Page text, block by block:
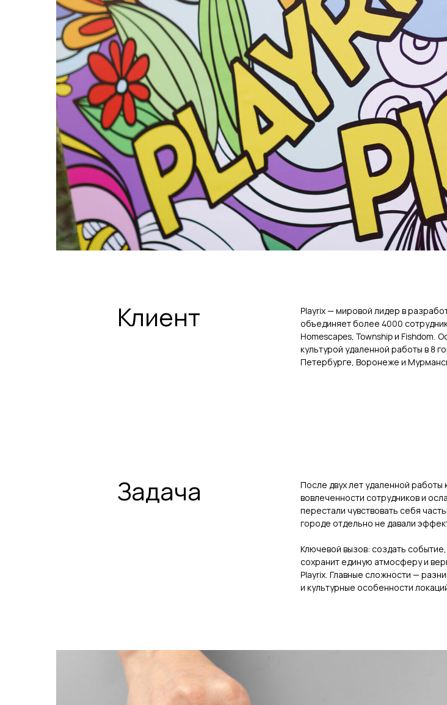
Клиент
Playrix — мировой лидер в
объединяет более 4000
Homescapes, Township и Fishdom.
культурой удаленной работы в 8
Петербурге, Воронеже и
Задача
После двух лет удаленной
вовлеченности сотрудников и
перестали чувствовать себя
городе отдельно не давали
Ключевой вызов: создать
сохранит единую атмосферу и
Playrix. Главные сложности —
и культурные особенности